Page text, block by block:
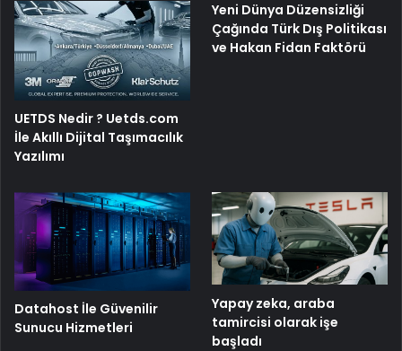
UETDS Nedir ? Uetds.com
İle Akıllı Dijital Taşımacılık
Yazılımı
Yeni Dünya Düzensizliği
Çağında Türk Dış Politikası
ve Hakan Fidan Faktörü
Datahost İle Güvenilir
Sunucu Hizmetleri
Yapay zeka, araba
tamircisi olarak işe
başladı